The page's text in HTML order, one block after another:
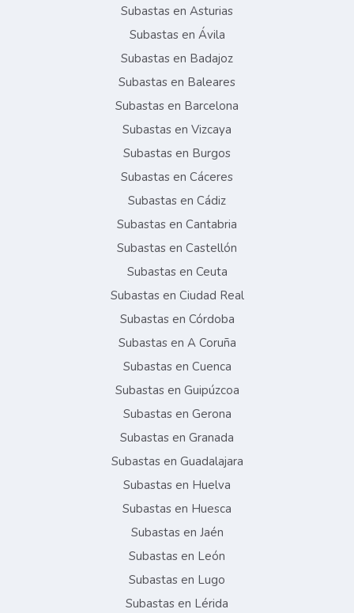
Subastas en Asturias
Subastas en Ávila
Subastas en Badajoz
Subastas en Baleares
Subastas en Barcelona
Subastas en Vizcaya
Subastas en Burgos
Subastas en Cáceres
Subastas en Cádiz
Subastas en Cantabria
Subastas en Castellón
Subastas en Ceuta
Subastas en Ciudad Real
Subastas en Córdoba
Subastas en A Coruña
Subastas en Cuenca
Subastas en Guipúzcoa
Subastas en Gerona
Subastas en Granada
Subastas en Guadalajara
Subastas en Huelva
Subastas en Huesca
Subastas en Jaén
Subastas en León
Subastas en Lugo
Subastas en Lérida